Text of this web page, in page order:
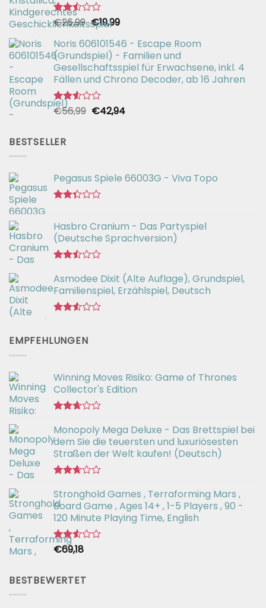
Bewertet
mit
2.49
von 5
€26,99 Ursprünglicher
Preis
war:
€26,99
€19,99Aktueller
ist:
€19,99.
Noris 606101546 - Escape Room
(Grundspiel) - Familien und
Gesellschaftsspiel für Erwachsene, inkl. 4
Fällen und Chrono Decoder, ab 16 Jahren
Bewertet
von 5
€56,99 Ursprünglicher
€42,94Aktueller
BESTSELLER
Pegasus Spiele 66003G - Viva Topo
2.35
von
5
Hasbro Cranium - Das Partyspiel
(Deutsche Sprachversion)
mit
2.49
von 5
Asmodee Dixit (Alte Auflage), Grundspiel,
Familienspiel, Erzählspiel, Deutsch
2.55
EMPFEHLUNGEN
Winning Moves Risiko: Game of Thrones
Collector's Edition
mit
2.66
von 5
Monopoly Mega Deluxe - Das Brettspiel bei
dem Sie die teuersten und luxuriösesten
Straßen der Welt kaufen! (Deutsch)
mit
2.64
von 5
Stronghold Games , Terraforming Mars ,
Board Game , Ages 14+ , 1-5 Players , 90 -
120 Minute Playing Time, English
Bewertet
von 5
€69,18
BESTBEWERTET